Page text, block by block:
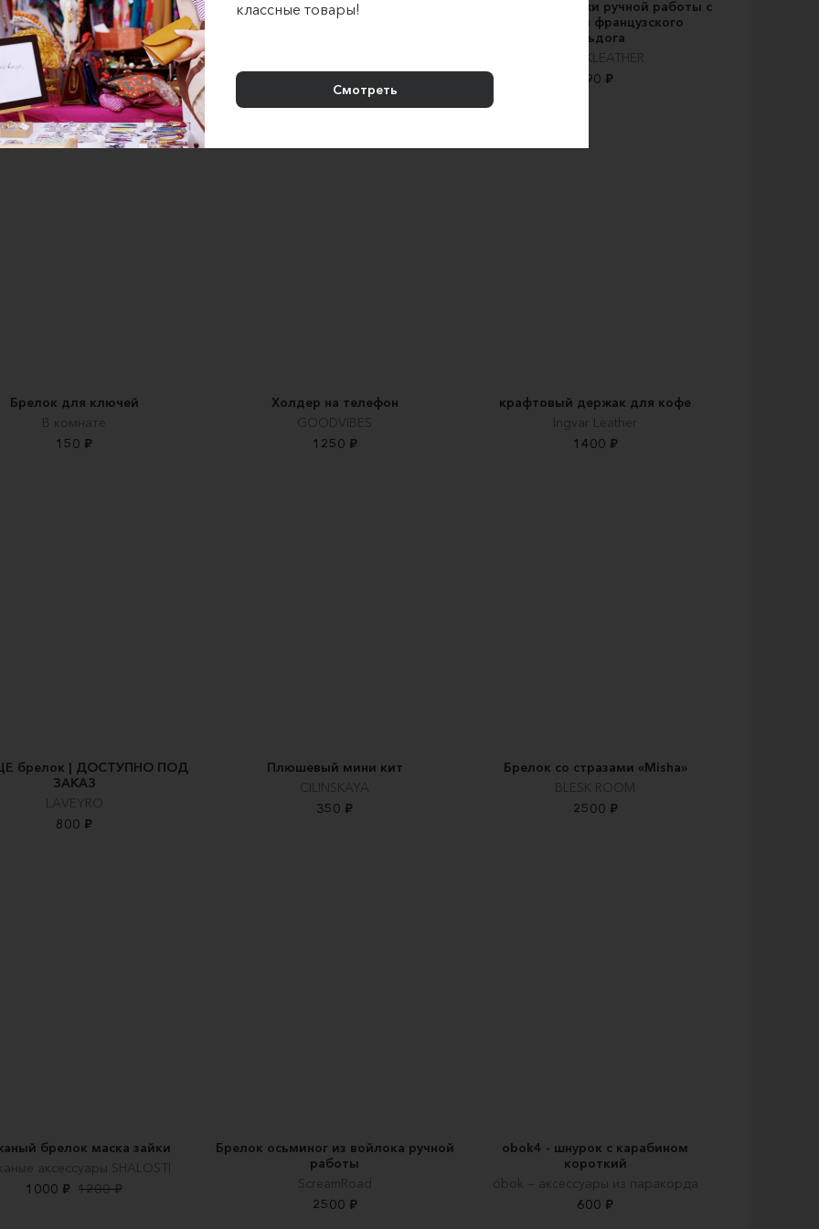
НОРА
4000 ₽
Мандалы и Ловцы снов
натуральной кожи ручной работы с
гравировкой французского
бульдога
MROCKLEATHER
690 ₽
Брелок для ключей
В комнате
150 ₽
Холдер на телефон
GOODVIBES
1250 ₽
крафтовый держак для кофе
Ingvar Leather
1400 ₽
брелок | ДОСТУПНО ПОД
ЗАКАЗ
LAVEYRO
800 ₽
Плюшевый мини кит
CILINSKAYA
350 ₽
Брелок со стразами «Misha»
BLESK ROOM
2500 ₽
брелок маска зайки
аксессуары SHALOSTI
1000 ₽ 1200 ₽
Брелок осьминог из войлока ручной
работы
ScreamRoad
2500 ₽
obok4 - шнурок с карабином
короткий
óbok — аксессуары из паракорда
600 ₽
классные товары!
Смотреть